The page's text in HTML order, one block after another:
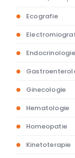
Ecografie
Endocrinologie
Ginecologie
Hematologie
Homeopatie
Kinetoterapie